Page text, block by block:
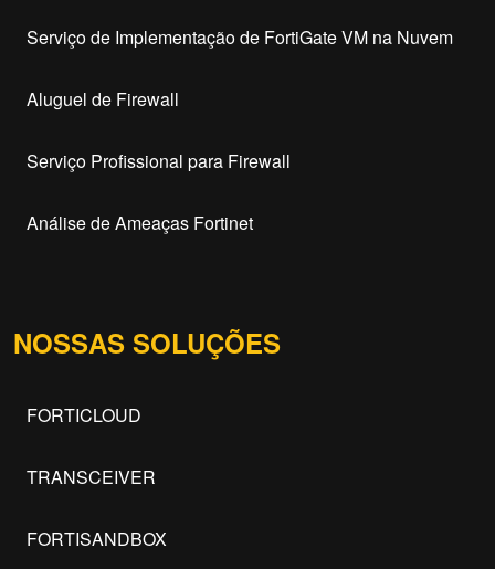
Serviço de Implementação de FortiGate VM na Nuvem
Aluguel de Firewall
Serviço Profissional para Firewall
Análise de Ameaças Fortinet
NOSSAS SOLUÇÕES
FORTICLOUD
TRANSCEIVER
FORTISANDBOX